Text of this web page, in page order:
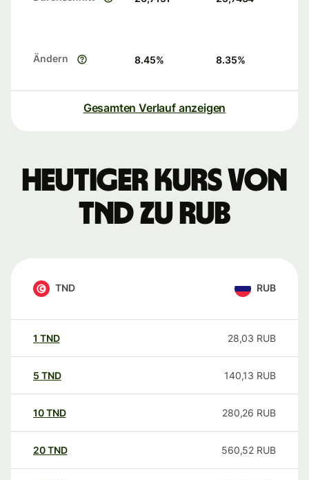
Ändern 8.45% 8.35%
Gesamten Verlauf anzeigen
Heutiger Kurs von
TND zu RUB
TND RUB
1 TND 28,03 RUB
5 TND 140,13 RUB
10TND 280,26 RUB
20TND 560,52 RUB